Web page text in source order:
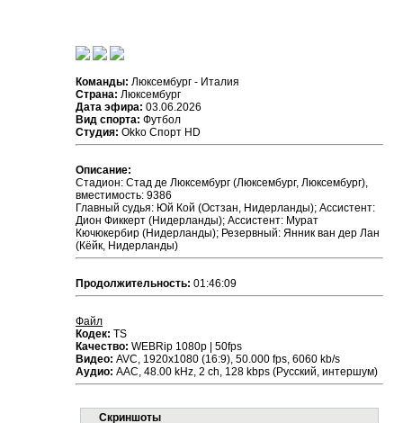
Команды: Люксембург - Италия
Страна: Люксембург
Дата эфира: 03.06.2026
Вид спорта: Футбол
Студия: Okko Спорт HD
Описание:
Стадион: Стад де Люксембург (Люксембург, Люксембург),
вместимость: 9386
Главный судья: Юй Кой (Остзан, Нидерланды); Ассистент:
Дион Фиккерт (Нидерланды); Ассистент: Мурат
Кючюкербир (Нидерланды); Резервный: Янник ван дер Лан
(Кёйк, Нидерланды)
Продолжительность: 01:46:09
Файл
Кодек: TS
Качество: WEBRip 1080p | 50fps
Видео: AVC, 1920х1080 (16:9), 50.000 fps, 6060 kb/s
Аудио: ААС, 48.00 kHz, 2 ch, 128 kbps (Русский, интершум)
Скриншоты